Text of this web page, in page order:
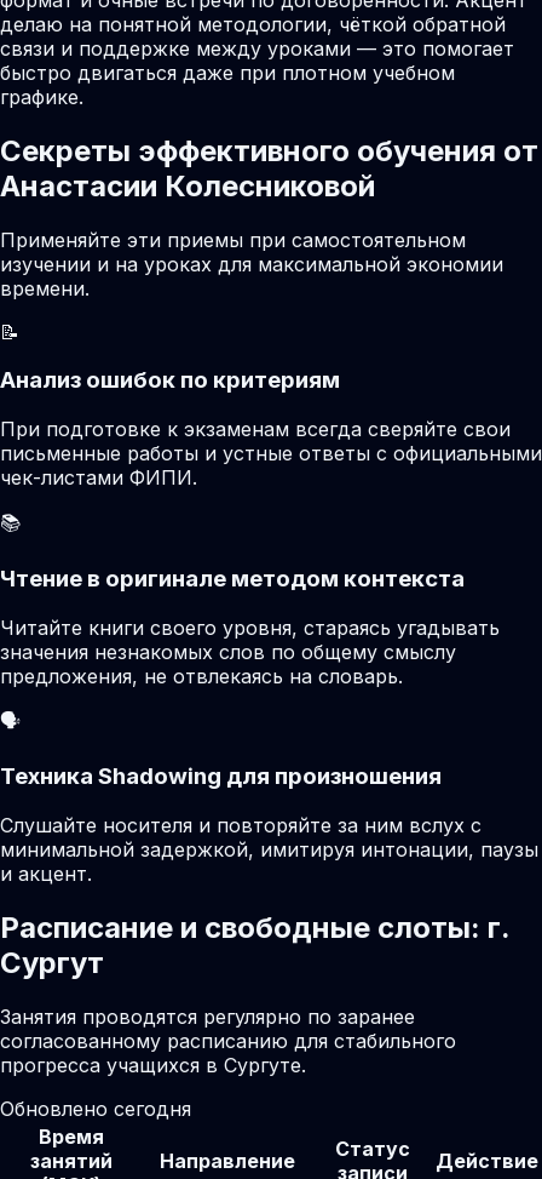
делаю на понятной методологии, чёткой обратной
связи и поддержке между уроками — это помогает
быстро двигаться даже при плотном учебном
графике.
Секреты эффективного обучения от
Анастасии Колесниковой
Применяйте эти приемы при самостоятельном
изучении и на уроках для максимальной экономии
времени.
📝
Анализ ошибок по критериям
При подготовке к экзаменам всегда сверяйте свои
письменные работы и устные ответы с официальными
чек-листами ФИПИ.
📚
Чтение в оригинале методом контекста
Читайте книги своего уровня, стараясь угадывать
значения незнакомых слов по общему смыслу
предложения, не отвлекаясь на словарь.
🗣️
Техника Shadowing для произношения
Слушайте носителя и повторяйте за ним вслух с
минимальной задержкой, имитируя интонации, паузы
и акцент.
Расписание и свободные слоты: г.
Сургут
Занятия проводятся регулярно по заранее
согласованному расписанию для стабильного
прогресса учащихся в Сургуте.
Обновлено сегодня
Время
занятий
Направление
Статус
записи
Действие